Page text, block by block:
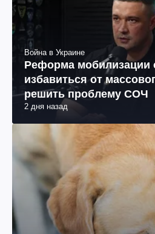
Война в Украине
Реформа мобилизации
избавиться от
решить проблему СОЧ
2 дня назад